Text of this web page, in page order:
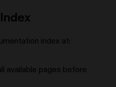
index at:
available pages before